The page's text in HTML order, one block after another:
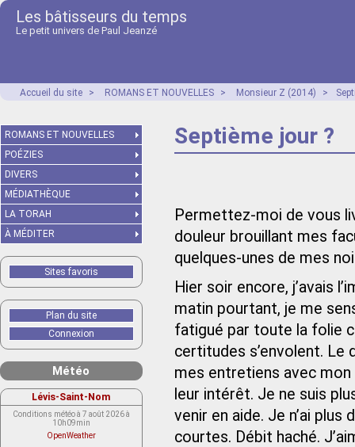
Les bâtisseurs du temps
Le petit univers de Paul Jeanzé
Accueil du site > ROMANS ET NOUVELLES > Monsieur Z (2014) >
Septième jour ?
Permettez-moi de vous
douleur brouillant mes
quelques‑unes de mes
Hier soir encore, j’avais
matin pourtant, je me
fatigué par toute la folie
certitudes s’envolent. Le
mes entretiens avec
leur intérêt. Je ne suis
venir en aide. Je n’ai plus
courtes. Débit haché.
ROMANS ET NOUVELLES
POÉZIES
DIVERS
MÉDIATHÈQUE
LA TORAH
À MÉDITER
Sites favoris
Plan du site
Connexion
Météo
Lévis-Saint-Nom
Conditions météo à 7 août 2026 à
10h09min
OpenWeather